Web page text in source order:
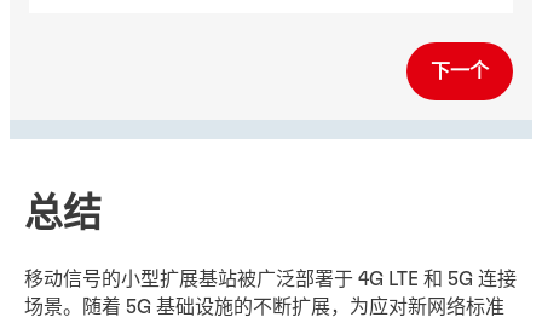
下一个
总结
移动信号的小型扩展基站被广泛部署于 4G LTE 和 5G 连接
场景。随着 5G 基础设施的不断扩展，为应对新网络标准